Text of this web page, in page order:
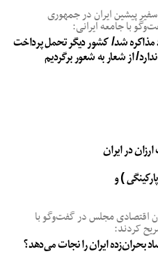
پیشین ایران در جمهوری
با جامعه ایرانی:
مذاکره شد/ کشور دیگر تحمل پرداخت
از شعار به شعور برگردیم
در ایران
) و
اقتصادی مجلس در گفت‌وگو با
کردند:
بحران‌زده ایران را نجات می‌دهد؟